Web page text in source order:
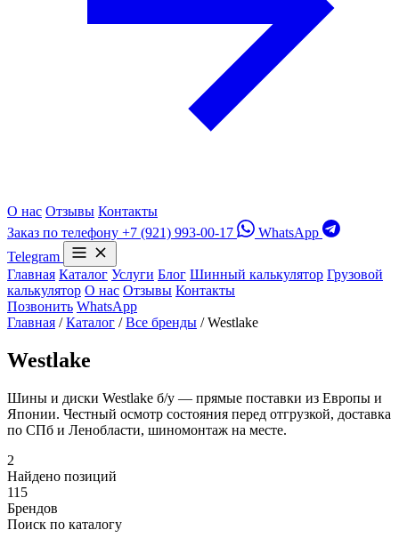
О нас Отзывы Контакты
Заказ по телефону +7 (921) 993-00-17
WhatsApp
Telegram
Главная Каталог Услуги Блог Шинный калькулятор Грузовой
калькулятор О нас Отзывы Контакты
Позвонить WhatsApp
Главная / Каталог / Все бренды / Westlake
Westlake
Шины и диски Westlake б/у — прямые поставки из Европы и
Японии. Честный осмотр состояния перед отгрузкой, доставка
по СПб и Ленобласти, шиномонтаж на месте.
2
Найдено позиций
115
Брендов
Поиск по каталогу